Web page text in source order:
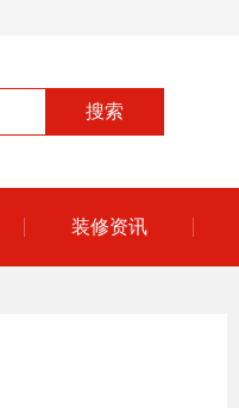
装修资讯